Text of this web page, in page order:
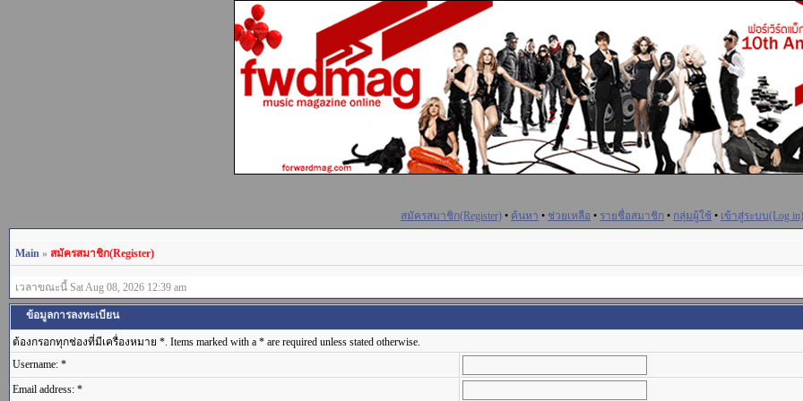
สมัครสมาชิก(Register) • ค้นหา • ช่วยเหลือ • รายชื่อสมาชิก • กลุ่มผู้ใช้ • เข้าสู่ระบบ(Log in)
Main » สมัครสมาชิก(Register)
เวลาขณะนี้ Sat Aug 08, 2026 12:39 am
ข้อมูลการลงทะเบียน
ต้องกรอกทุกช่องที่มีเครื่องหมาย *. Items marked with a * are required unless stated otherwise.
Username: *
Email address: *